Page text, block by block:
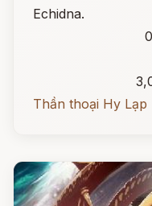
Echidna.
Thần thoại Hy Lạp